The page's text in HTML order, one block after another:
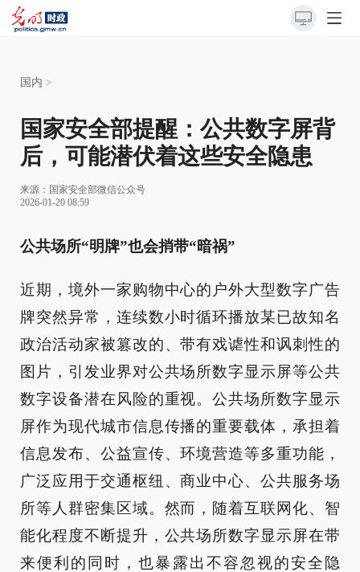
国内 >
国家安全部提醒：公共数字屏背
后，可能潜伏着这些安全隐患
来源： 国家安全部微信公众号
2026-01-20 08:59
公共场所“明牌”也会捎带“暗祸”
近期，境外一家购物中心的户外大型数字广告
牌突然异常，连续数小时循环播放某已故知名
政治活动家被篡改的、带有戏谑性和讽刺性的
图片，引发业界对公共场所数字显示屏等公共
数字设备潜在风险的重视。公共场所数字显示
屏作为现代城市信息传播的重要载体，承担着
信息发布、公益宣传、环境营造等多重功能，
广泛应用于交通枢纽、商业中心、公共服务场
所等人群密集区域。然而，随着互联网化、智
能化程度不断提升，公共场所数字显示屏在带
来便利的同时，也暴露出不容忽视的安全隐